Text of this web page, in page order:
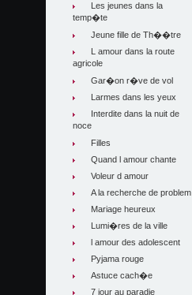
Les jeunes dans la
temp�te
Jeune fille de Th��tre
L amour dans la route
agricole
Gar�on r�ve de vol
Larmes dans les yeux
Interdite dans la nuit de
noce
Filles
Quand l amour chante
Voleur d amour
A la recherche de problem
Mariage heureux
Lumi�res de la ville
l amour des adolescent
Pyjama rouge
Astuce cach�e
7 jour au paradie